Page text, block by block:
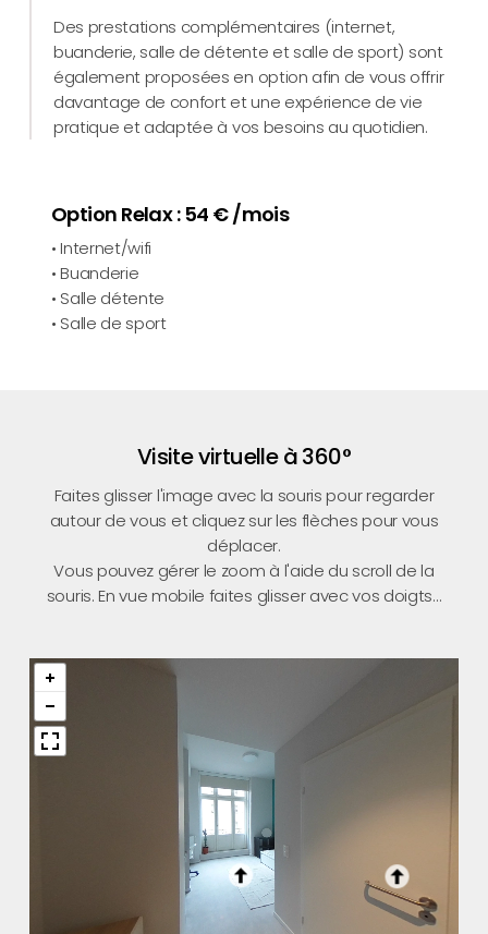
Des prestations complémentaires (internet,
buanderie, salle de détente et salle de sport) sont
également proposées en option afin de vous offrir
davantage de confort et une expérience de vie
pratique et adaptée à vos besoins au quotidien.
Option Relax : 54 € /mois
• Internet/wifi
• Buanderie
• Salle détente
• Salle de sport
Visite virtuelle à 360°
Faites glisser l'image avec la souris pour regarder
autour de vous et cliquez sur les flèches pour vous
déplacer.
Vous pouvez gérer le zoom à l'aide du scroll de la
souris. En vue mobile faites glisser avec vos doigts...